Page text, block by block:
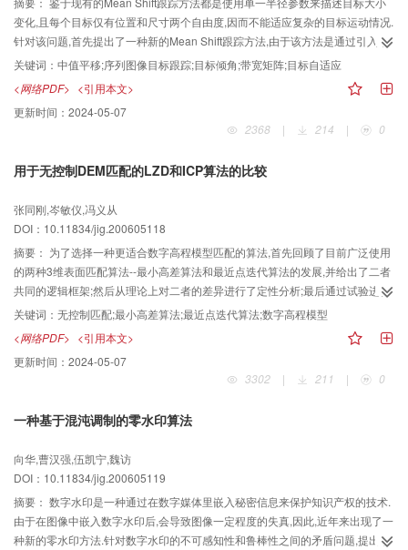
变化,且每个目标仅有位置和尺寸两个自由度,因而不能适应复杂的目标运动情况.
针对该问题,首先提出了一种新的Mean Shift跟踪方法,由于该方法是通过引入带
宽矩阵来描述目标尺寸,因此能够在水平和垂直两个方向上独立描述目标的大小
变化,并通过加入目标倾角,使得目标旋转运动得以很好描述;然后借鉴了三步搜索
的思想,提出了一种快速搜索策略,以解决目标遮挡问题.实验表明,该算法能够准
确跟踪序列图像中的任意复杂运动,尤其对目标的缩放、旋转运动以及遮挡有良
关键词： 中值平移;序列图像目标跟踪;目标倾角;带宽矩阵;目标自适应
<网络PDF> <引用本文>
更新时间： 2024-05-07
2368
| 214 | 0
用于无控制DEM匹配的LZD和ICP算法的比较
张同刚,岑敏仪,冯义从
DOI：10.11834/jig.200605118
摘要： 为了选择一种更适合数字高程模型匹配的算法,首先回顾了目前广泛使用
的两种3维表面匹配算法--最小高差算法和最近点迭代算法的发展,并给出了二者
共同的逻辑框架;然后从理论上对二者的差异进行了定性分析;最后通过试验进行
了定量比较.试验结果表明：与ICP算法相比,LZD算法的计算效率高于前者约9
倍.但其拉入范围略小,迭代速度也比ICP算法慢了约一倍,然而,如果表面姿态差异
越小,则LZD算法迭代收敛就越快.因此,对于表面姿态差异较小的DEM匹配而
言,LZD算法更加适合.
关键词： 无控制匹配;最小高差算法;最近点迭代算法;数字高程模型
<网络PDF> <引用本文>
更新时间： 2024-05-07
3302
| 211 | 0
一种基于混沌调制的零水印算法
向华,曹汉强,伍凯宁,魏访
DOI：10.11834/jig.200605119
摘要： 数字水印是一种通过在数字媒体里嵌入秘密信息来保护知识产权的技术.
由于在图像中嵌入数字水印后,会导致图像一定程度的失真,因此,近年来出现了一
种新的零水印方法.针对数字水印的不可感知性和鲁棒性之间的矛盾问题,提出了